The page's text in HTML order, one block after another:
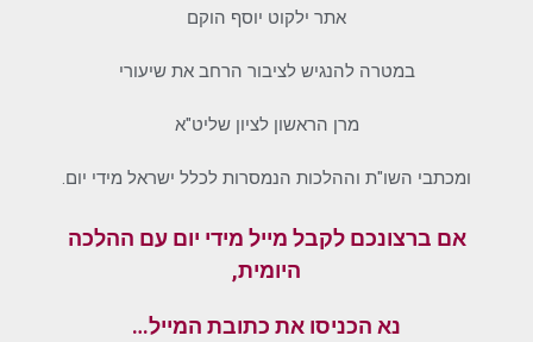
אתר ילקוט יוסף הוקם
במטרה להנגיש לציבור הרחב את שיעורי
מרן הראשון לציון שליט"א
ומכתבי השו"ת וההלכות הנמסרות לכלל ישראל מידי יום.
אם ברצונכם לקבל מייל מידי יום עם ההלכה
היומית,
נא הכניסו את כתובת המייל…